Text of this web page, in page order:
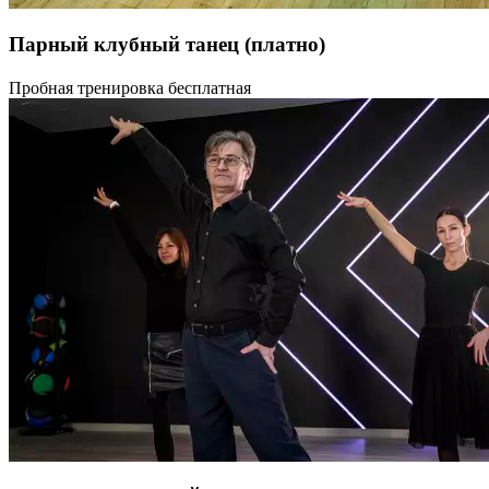
Парный клубный танец (платно)
Научись танцевать с противоположным полом под любую
музыку.
Пробная тренировка бесплатная